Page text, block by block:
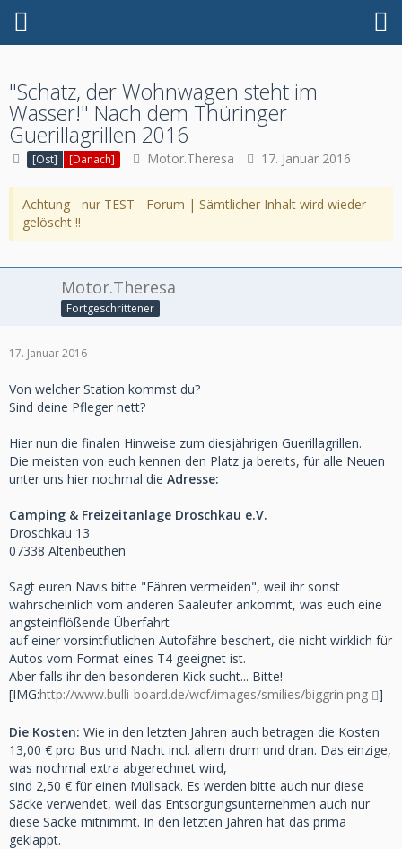
"Schatz, der Wohnwagen steht im
Wasser!" Nach dem Thüringer
Guerillagrillen 2016
[Ost] [Danach] Motor.Theresa 17. Januar 2016
Achtung - nur TEST - Forum | Sämtlicher Inhalt wird wieder
gelöscht !!
Motor.Theresa
Fortgeschrittener
17. Januar 2016
Von welcher Station kommst du?
Sind deine Pfleger nett?
Hier nun die finalen Hinweise zum diesjährigen Guerillagrillen.
Die meisten von euch kennen den Platz ja bereits, für alle Neuen
unter uns hier nochmal die Adresse:
Camping & Freizeitanlage Droschkau e.V.
Droschkau 13
07338 Altenbeuthen
Sagt euren Navis bitte "Fähren vermeiden", weil ihr sonst
wahrscheinlich vom anderen Saaleufer ankommt, was euch eine
angsteinflößende Überfahrt
auf einer vorsintflutlichen Autofähre beschert, die nicht wirklich für
Autos vom Format eines T4 geeignet ist.
Aber falls ihr den besonderen Kick sucht... Bitte!
[IMG:http://www.bulli-board.de/wcf/images/smilies/biggrin.png ]
Die Kosten: Wie in den letzten Jahren auch betragen die Kosten
13,00 € pro Bus und Nacht incl. allem drum und dran. Das einzige,
was nochmal extra abgerechnet wird,
sind 2,50 € für einen Müllsack. Es werden bitte auch nur diese
Säcke verwendet, weil das Entsorgungsunternehmen auch nur
diese Säcke mitnimmt. In den letzten Jahren hat das prima
geklappt.